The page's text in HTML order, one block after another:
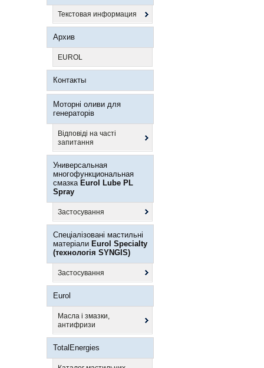
Текстовая информация
Архив
EUROL
Контакты
Моторні оливи для
генераторів
Відповіді на часті
запитання
Универсальная
многофункциональная
смазка Eurol Lube PL
Spray
Застосування
Спеціалізовані мастильні
матеріали Eurol Specialty
(технологія SYNGIS)
Застосування
Eurol
Масла і змазки,
антифризи
TotalEnergies